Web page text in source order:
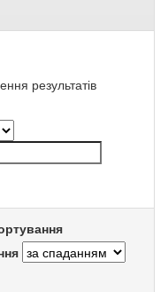
результатів